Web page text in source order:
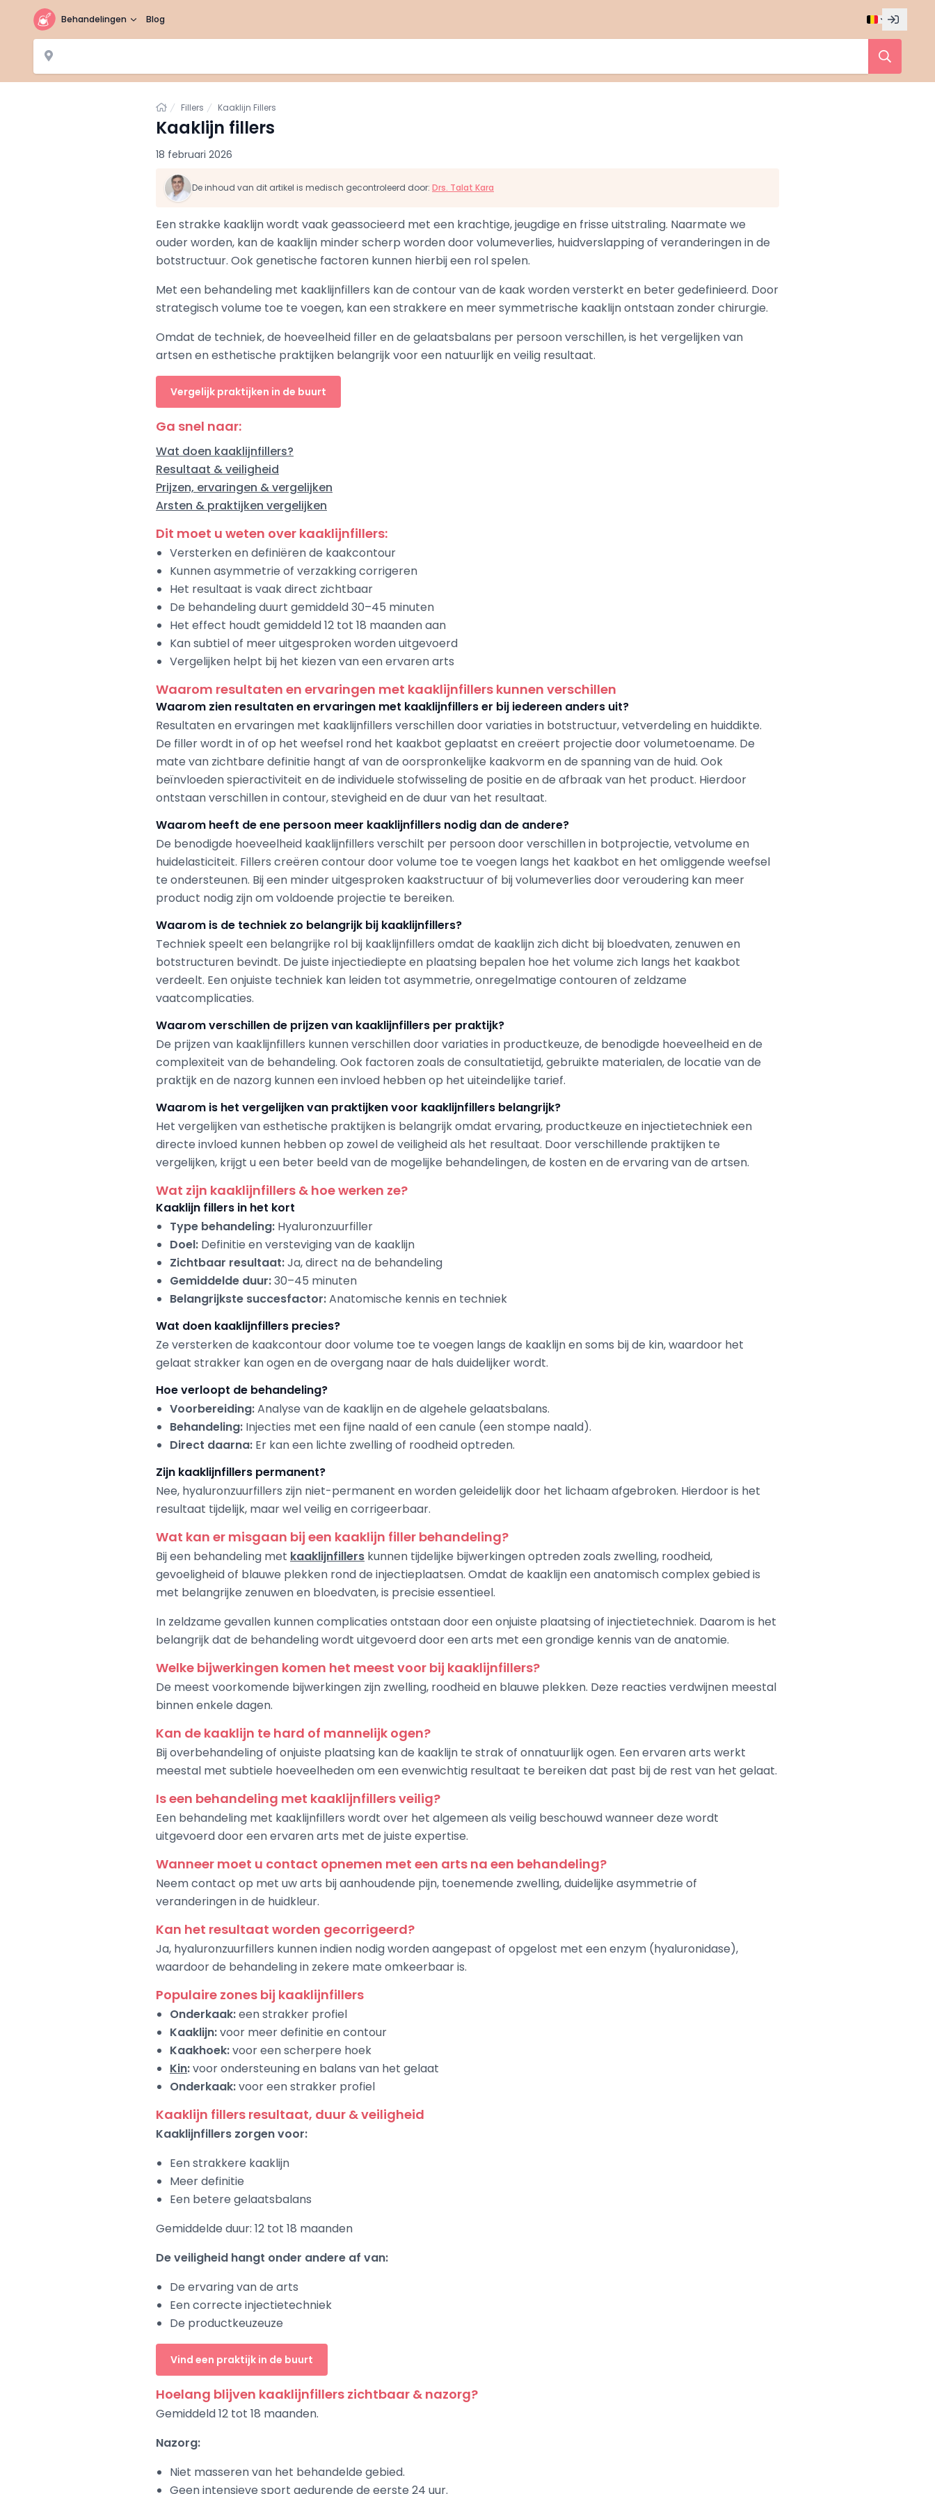
Behandelingen Blog
Home
Fillers Kaaklijn Fillers
Kaaklijn fillers
18 februari 2026
De inhoud van dit artikel is medisch gecontroleerd door: Drs. Talat Kara
Een strakke kaaklijn wordt vaak geassocieerd met een krachtige, jeugdige en frisse uitstraling. Naarmate we
ouder worden, kan de kaaklijn minder scherp worden door volumeverlies, huidverslapping of veranderingen in de
botstructuur. Ook genetische factoren kunnen hierbij een rol spelen.
Met een behandeling met kaaklijnfillers kan de contour van de kaak worden versterkt en beter gedefinieerd. Door
strategisch volume toe te voegen, kan een strakkere en meer symmetrische kaaklijn ontstaan zonder chirurgie.
Omdat de techniek, de hoeveelheid filler en de gelaatsbalans per persoon verschillen, is het vergelijken van
artsen en esthetische praktijken belangrijk voor een natuurlijk en veilig resultaat.
Vergelijk praktijken in de buurt
Ga snel naar:
Wat doen kaaklijnfillers?
Resultaat & veiligheid
Prijzen, ervaringen & vergelijken
Arsten & praktijken vergelijken
Dit moet u weten over kaaklijnfillers:
Versterken en definiëren de kaakcontour
Kunnen asymmetrie of verzakking corrigeren
Het resultaat is vaak direct zichtbaar
De behandeling duurt gemiddeld 30–45 minuten
Het effect houdt gemiddeld 12 tot 18 maanden aan
Kan subtiel of meer uitgesproken worden uitgevoerd
Vergelijken helpt bij het kiezen van een ervaren arts
Waarom resultaten en ervaringen met kaaklijnfillers kunnen verschillen
Waarom zien resultaten en ervaringen met kaaklijnfillers er bij iedereen anders uit?
Resultaten en ervaringen met kaaklijnfillers verschillen door variaties in botstructuur, vetverdeling en huiddikte.
De filler wordt in of op het weefsel rond het kaakbot geplaatst en creëert projectie door volumetoename. De
mate van zichtbare definitie hangt af van de oorspronkelijke kaakvorm en de spanning van de huid. Ook
beïnvloeden spieractiviteit en de individuele stofwisseling de positie en de afbraak van het product. Hierdoor
ontstaan verschillen in contour, stevigheid en de duur van het resultaat.
Waarom heeft de ene persoon meer kaaklijnfillers nodig dan de andere?
De benodigde hoeveelheid kaaklijnfillers verschilt per persoon door verschillen in botprojectie, vetvolume en
huidelasticiteit. Fillers creëren contour door volume toe te voegen langs het kaakbot en het omliggende weefsel
te ondersteunen. Bij een minder uitgesproken kaakstructuur of bij volumeverlies door veroudering kan meer
product nodig zijn om voldoende projectie te bereiken.
Waarom is de techniek zo belangrijk bij kaaklijnfillers?
Techniek speelt een belangrijke rol bij kaaklijnfillers omdat de kaaklijn zich dicht bij bloedvaten, zenuwen en
botstructuren bevindt. De juiste injectiediepte en plaatsing bepalen hoe het volume zich langs het kaakbot
verdeelt. Een onjuiste techniek kan leiden tot asymmetrie, onregelmatige contouren of zeldzame
vaatcomplicaties.
Waarom verschillen de prijzen van kaaklijnfillers per praktijk?
De prijzen van kaaklijnfillers kunnen verschillen door variaties in productkeuze, de benodigde hoeveelheid en de
complexiteit van de behandeling. Ook factoren zoals de consultatietijd, gebruikte materialen, de locatie van de
praktijk en de nazorg kunnen een invloed hebben op het uiteindelijke tarief.
Waarom is het vergelijken van praktijken voor kaaklijnfillers belangrijk?
Het vergelijken van esthetische praktijken is belangrijk omdat ervaring, productkeuze en injectietechniek een
directe invloed kunnen hebben op zowel de veiligheid als het resultaat. Door verschillende praktijken te
vergelijken, krijgt u een beter beeld van de mogelijke behandelingen, de kosten en de ervaring van de artsen.
Wat zijn kaaklijnfillers & hoe werken ze?
Kaaklijn fillers in het kort
Type behandeling: Hyaluronzuurfiller
Doel: Definitie en versteviging van de kaaklijn
Zichtbaar resultaat:Ja, direct na de behandeling
Gemiddelde duur:30–45 minuten
Belangrijkste succesfactor:Anatomische kennis en techniek
Wat doen kaaklijnfillers precies?
Ze versterken de kaakcontour door volume toe te voegen langs de kaaklijn en soms bij de kin, waardoor het
gelaat strakker kan ogen en de overgang naar de hals duidelijker wordt.
Hoe verloopt de behandeling?
Voorbereiding:Analyse van de kaaklijn en de algehele gelaatsbalans.
Behandeling: Injecties met een fijne naald of een canule (een stompe naald).
Direct daarna: Er kan een lichte zwelling of roodheid optreden.
Zijn kaaklijnfillers permanent?
Nee, hyaluronzuurfillers zijn niet-permanent en worden geleidelijk door het lichaam afgebroken. Hierdoor is het
resultaat tijdelijk, maar wel veilig en corrigeerbaar.
Wat kan er misgaan bij een kaaklijn filler behandeling?
Bij een behandeling met kaaklijnfillers kunnen tijdelijke bijwerkingen optreden zoals zwelling, roodheid,
gevoeligheid of blauwe plekken rond de injectieplaatsen. Omdat de kaaklijn een anatomisch complex gebied is
met belangrijke zenuwen en bloedvaten, is precisie essentieel.
In zeldzame gevallen kunnen complicaties ontstaan door een onjuiste plaatsing of injectietechniek. Daarom is het
belangrijk dat de behandeling wordt uitgevoerd door een arts met een grondige kennis van de anatomie.
Welke bijwerkingen komen het meest voor bij kaaklijnfillers?
De meest voorkomende bijwerkingen zijn zwelling, roodheid en blauwe plekken. Deze reacties verdwijnen meestal
binnen enkele dagen.
Kan de kaaklijn te hard of mannelijk ogen?
Bij overbehandeling of onjuiste plaatsing kan de kaaklijn te strak of onnatuurlijk ogen. Een ervaren arts werkt
meestal met subtiele hoeveelheden om een evenwichtig resultaat te bereiken dat past bij de rest van het gelaat.
Is een behandeling met kaaklijnfillers veilig?
Een behandeling met kaaklijnfillers wordt over het algemeen als veilig beschouwd wanneer deze wordt
uitgevoerd door een ervaren arts met de juiste expertise.
Wanneer moet u contact opnemen met een arts na een behandeling?
Neem contact op met uw arts bij aanhoudende pijn, toenemende zwelling, duidelijke asymmetrie of
veranderingen in de huidkleur.
Kan het resultaat worden gecorrigeerd?
Ja, hyaluronzuurfillers kunnen indien nodig worden aangepast of opgelost met een enzym (hyaluronidase),
waardoor de behandeling in zekere mate omkeerbaar is.
Populaire zones bij kaaklijnfillers
Onderkaak:een strakker profiel
Kaaklijn:voor meer definitie en contour
Kaakhoek:voor een scherpere hoek
Kin:voor ondersteuning en balans van het gelaat
Onderkaak:voor een strakker profiel
Kaaklijn fillers resultaat, duur & veiligheid
Kaaklijnfillers zorgen voor:
Een strakkere kaaklijn
Meer definitie
Een betere gelaatsbalans
Gemiddelde duur: 12 tot 18 maanden
De veiligheid hangt onder andere af van:
De ervaring van de arts
Een correcte injectietechniek
De productkeuzeuze
Vind een praktijk in de buurt
Hoelang blijven kaaklijnfillers zichtbaar & nazorg?
Gemiddeld 12 tot 18 maanden.
Nazorg:
Niet masseren van het behandelde gebied.
Geen intensieve sport gedurende de eerste 24 uur.